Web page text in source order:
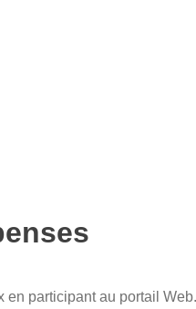
en participant au portail